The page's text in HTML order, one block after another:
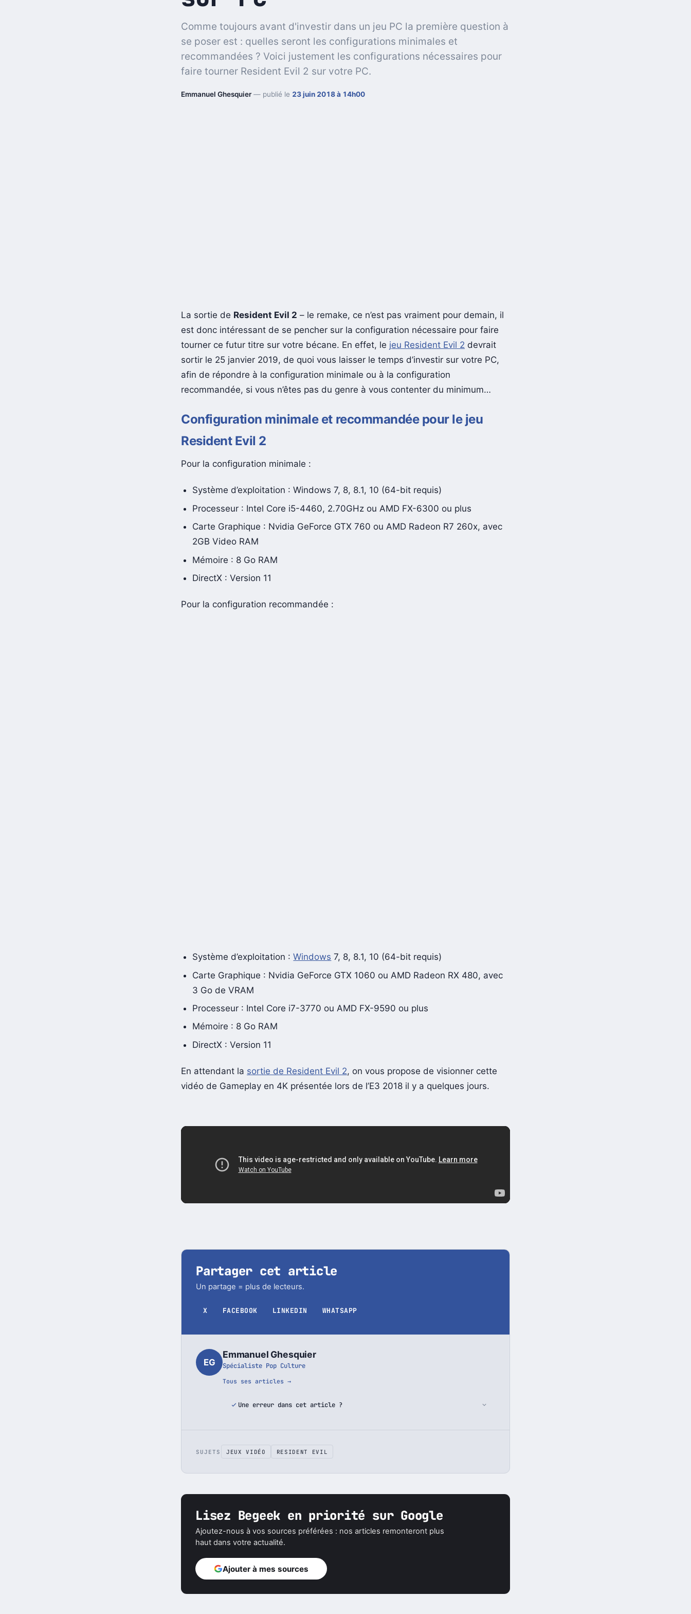
Comme toujours avant d'investir dans un jeu PC la première question à
se poser est : quelles seront les configurations minimales et
recommandées ? Voici justement les configurations nécessaires pour
faire tourner Resident Evil 2 sur votre PC.
Emmanuel Ghesquier— publié le 23 juin 2018 à 14h00
La sortie de Resident Evil 2 – le remake, ce n’est pas vraiment pour demain, il
est donc intéressant de se pencher sur la configuration nécessaire pour faire
tourner ce futur titre sur votre bécane. En effet, le jeu Resident Evil 2 devrait
sortir le 25 janvier 2019, de quoi vous laisser le temps d’investir sur votre PC,
afin de répondre à la configuration minimale ou à la configuration
recommandée, si vous n’êtes pas du genre à vous contenter du minimum…
Configuration minimale et recommandée pour le jeu
Resident Evil 2
Pour la configuration minimale :
Système d’exploitation : Windows 7, 8, 8.1, 10 (64-bit requis)
Processeur : Intel Core i5-4460, 2.70GHz ou AMD FX-6300 ou plus
Carte Graphique : Nvidia GeForce GTX 760 ou AMD Radeon R7 260x, avec
2GB Video RAM
Mémoire : 8 Go RAM
DirectX : Version 11
Pour la configuration recommandée :
Système d’exploitation :Windows 7, 8, 8.1, 10 (64-bit requis)
Carte Graphique : Nvidia GeForce GTX 1060 ou AMD Radeon RX 480, avec
3 Go de VRAM
Processeur : Intel Core i7-3770 ou AMD FX-9590 ou plus
Mémoire : 8 Go RAM
DirectX : Version 11
En attendant lasortie de Resident Evil 2, on vous propose de visionner cette
Partager cet article
Un partage = plus de lecteurs.
Spécialiste Pop Culture
Tous ses articles →
SUJETS JEUX VIDÉO RESIDENT EVIL
Lisez Begeek en priorité sur Google
haut dans votre actualité.